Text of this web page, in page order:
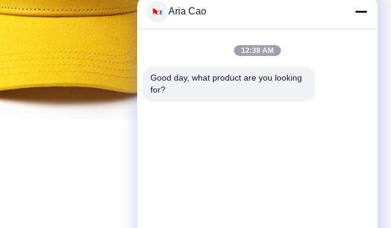
Aria Cao
12:38 AM
Good day, what product are you looking
for?